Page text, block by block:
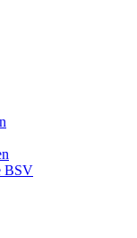
BSV